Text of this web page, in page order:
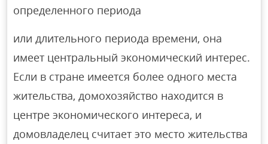
определенного периода
или длительного периода времени, она
имеет центральный экономический интерес.
Если в стране имеется более одного места
жительства, домохозяйство находится в
центре экономического интереса, и
домовладелец считает это место жительства